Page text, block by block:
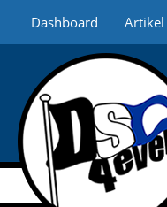
Dashboard Artikel